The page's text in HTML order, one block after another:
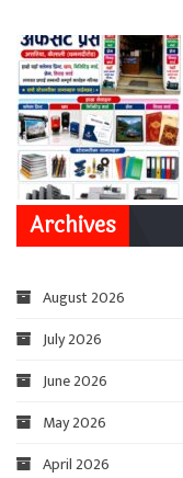
Archives
August 2026
July 2026
June 2026
May 2026
April 2026